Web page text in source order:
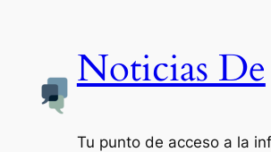
Noticias De
Tu punto de acceso a la